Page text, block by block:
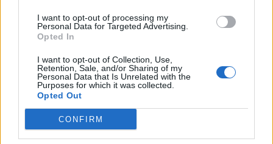
I want to opt-out of processing my
Personal Data for Targeted Advertising.
Opted In
I want to opt-out of Collection, Use,
Retention, Sale, and/or Sharing of my
Personal Data that Is Unrelated with the
Purposes for which it was collected.
Opted Out
CONFIRM
A mund të shndërrohet
Bernardo Silva në
pasuesin e Luka Modricit
te Real Madridi?
Chelsea përgatit një valë
largimesh, 11 lojtarë në
listën e shitjeve